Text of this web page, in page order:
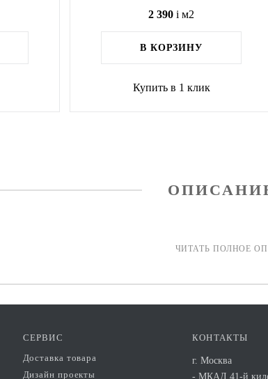
2 390 i м2
В КОРЗИНУ
Купить в 1 клик
СЕРВИС
Доставка товара
Дизайн проекты
КОНТАКТЫ
г. Москва
- МКАД 41-й